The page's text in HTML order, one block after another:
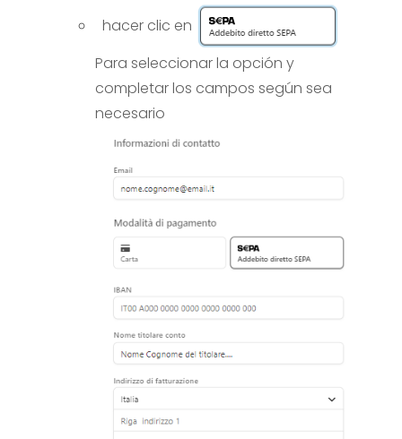
hacer clic en
Para seleccionar la opción y
completar los campos según sea
necesario